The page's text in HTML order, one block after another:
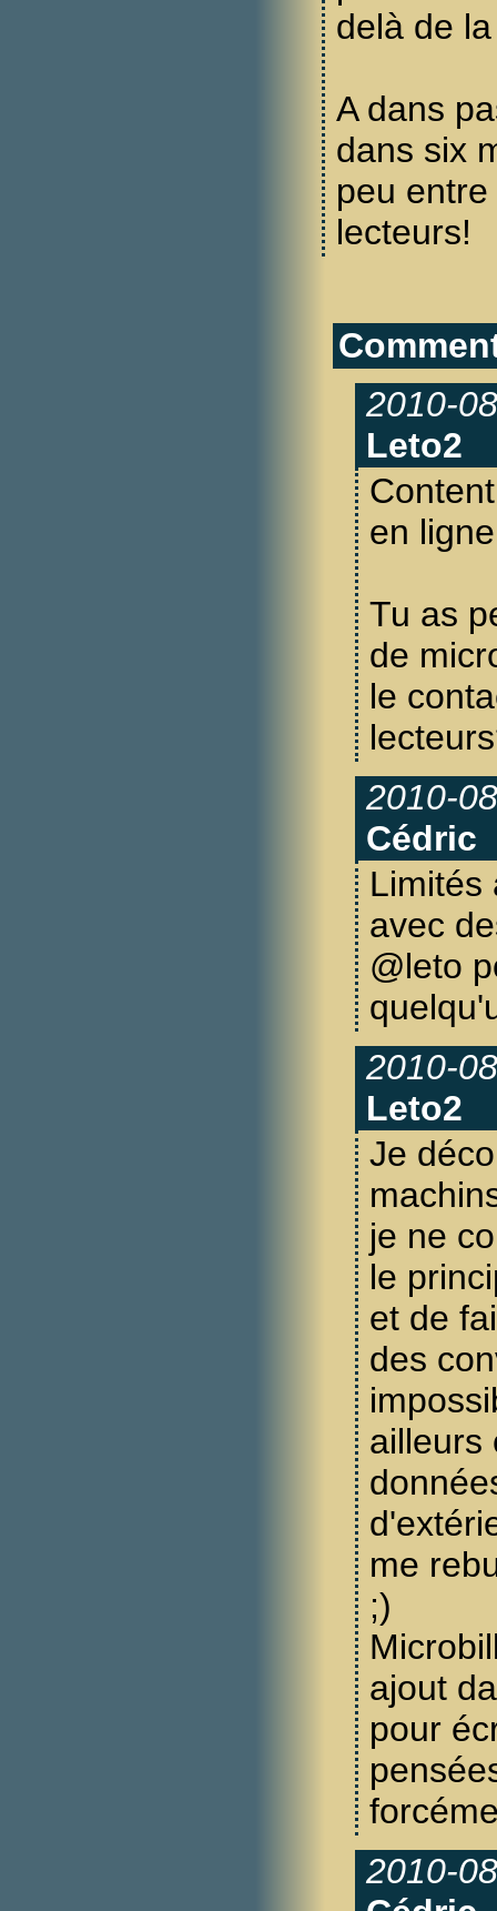
delà de
A dans
dans six
peu
lecteurs!
2010-
Leto2
en
Tu as
de
le
2010-
Cédric
Limités
avec
@leto
2010-
Leto2
Je
je ne
le
et de
des
ailleurs
me
;)
ajout
pour
2010-